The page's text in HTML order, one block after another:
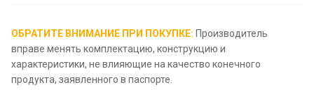
ОБРАТИТЕ ВНИМАНИЕ ПРИ ПОКУПКЕ: Производитель
вправе менять комплектацию, конструкцию и
характеристики, не влияющие на качество конечного
продукта, заявленного в паспорте.